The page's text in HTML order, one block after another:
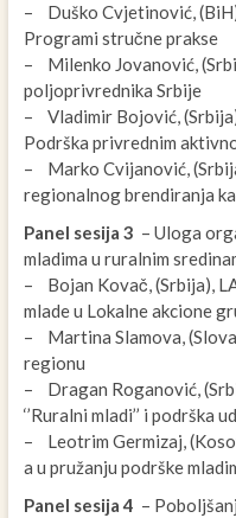
– Duško Cvjetinović,
Programi stručne prakse
– Milenko Jovanović,
poljoprivrednika Srbije
– Vladimir Bojović,
Podrška privrednim
– Marko Cvijanović,
regionalnog brendiranja
Panel sesija 3 – Uloga
mladima u ruralnim
– Bojan Kovač, (Srbija),
mlade u Lokalne akcione
– Martina Slamova,
regionu
– Dragan Roganović,
‘’Ruralni mladi’’ i podrška
– Leotrim Germizaj,
a u pružanju podrške
Panel sesija 4 –